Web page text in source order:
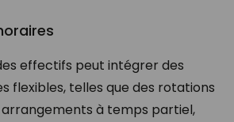
effectifs peut intégrer des
flexibles, telles que des rotations
à temps partiel,